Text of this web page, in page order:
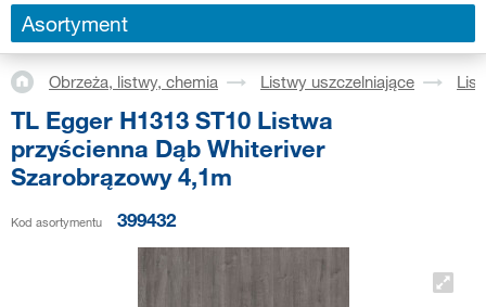
Asortyment
Obrzeża, listwy, chemia Listwy uszczelniające
TL Egger H1313 ST10 Listwa
przyścienna Dąb Whiteriver
Szarobrązowy 4,1m
Kod asortymentu 399432